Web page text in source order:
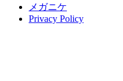
メガニケ
Privacy Policy